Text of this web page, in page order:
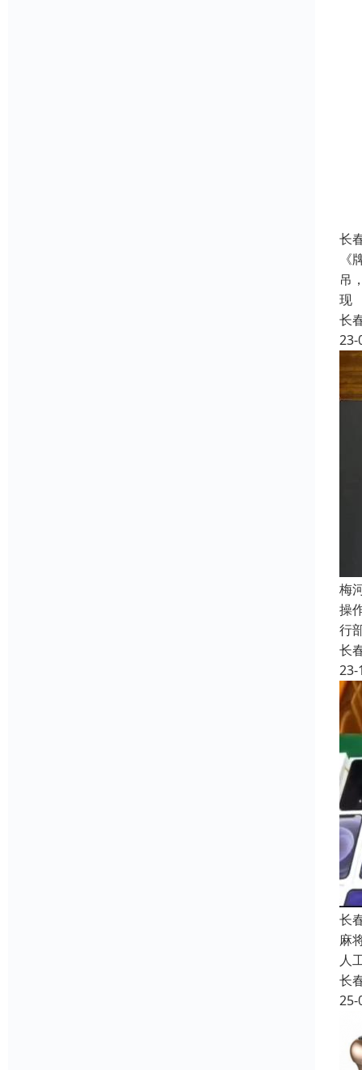
长
吊
现
长
23-
梅
操
行
长
23-
长
麻
人
长
25-